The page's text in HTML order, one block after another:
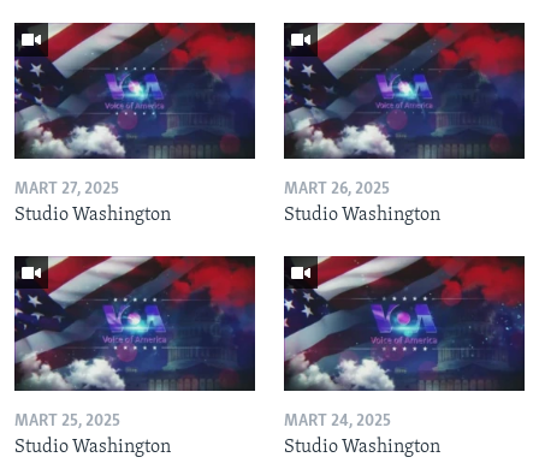
MART 27, 2025
Studio Washington
MART 26, 2025
Studio Washington
MART 25, 2025
Studio Washington
MART 24, 2025
Studio Washington